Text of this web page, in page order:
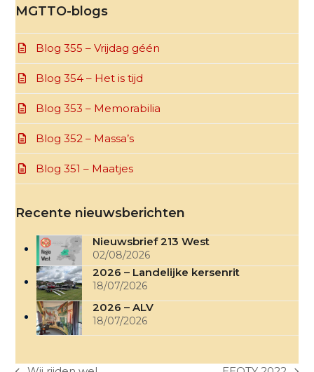
MGTTO-blogs
Blog 355 – Vrijdag géén
Blog 354 – Het is tijd
Blog 353 – Memorabilia
Blog 352 – Massa’s
Blog 351 – Maatjes
Recente nieuwsberichten
Nieuwsbrief 213 West
02/08/2026
2026 – Landelijke kersenrit
18/07/2026
2026 – ALV
18/07/2026